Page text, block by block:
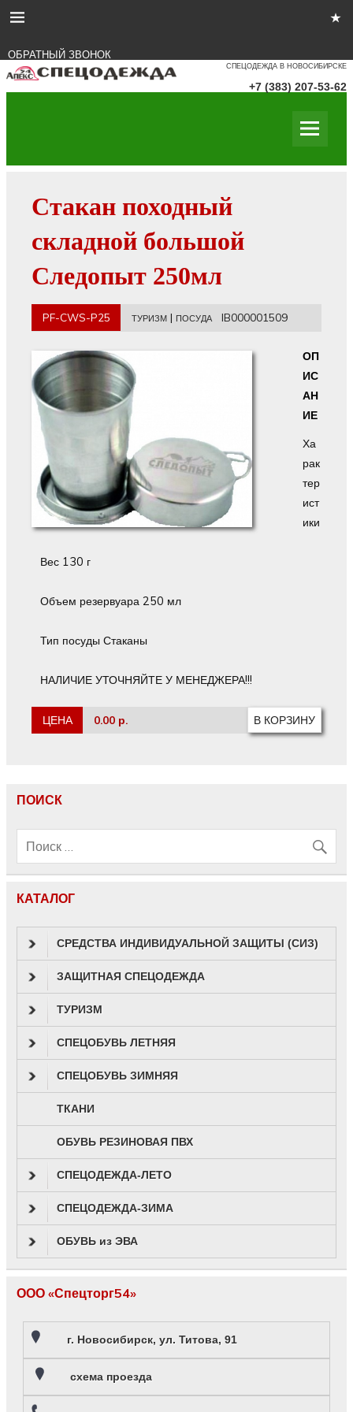
ОБРАТНЫЙ ЗВОНОК
СПЕЦОДЕЖДА В НОВОСИБИРСКЕ
+7 (383) 207-53-62
Стакан походный
складной большой
Следопыт 250мл
PF-CWS-P25 ТУРИЗМ| ПОСУДАIB000001509
ОП
ИС
АН
ИЕ
Ха
рак
тер
ист
ики
Вес 130 г
Объем резервуара 250 мл
Тип посуды Стаканы
НАЛИЧИЕ УТОЧНЯЙТЕ У МЕНЕДЖЕРА!!!
ЦЕНА 0.00 р.
ПОИСК
КАТАЛОГ
СРЕДСТВА ИНДИВИДУАЛЬНОЙ ЗАЩИТЫ (СИЗ)
ЗАЩИТНАЯ СПЕЦОДЕЖДА
ТУРИЗМ
СПЕЦОБУВЬ ЛЕТНЯЯ
СПЕЦОБУВЬ ЗИМНЯЯ
ТКАНИ
ОБУВЬ РЕЗИНОВАЯ ПВХ
СПЕЦОДЕЖДА-ЛЕТО
СПЕЦОДЕЖДА-ЗИМА
ОБУВЬ из ЭВА
ООО «Спецторг54»
г. Новосибирск, ул. Титова, 91
схема проезда